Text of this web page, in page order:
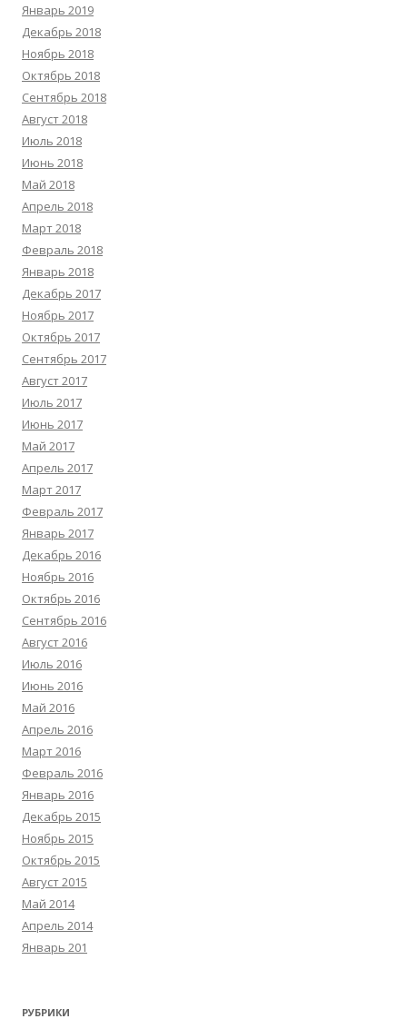
Январь 2019
Декабрь 2018
Ноябрь 2018
Октябрь 2018
Сентябрь 2018
Август 2018
Июль 2018
Июнь 2018
Май 2018
Апрель 2018
Март 2018
Февраль 2018
Январь 2018
Декабрь 2017
Ноябрь 2017
Октябрь 2017
Сентябрь 2017
Август 2017
Июль 2017
Июнь 2017
Май 2017
Апрель 2017
Март 2017
Февраль 2017
Январь 2017
Декабрь 2016
Ноябрь 2016
Октябрь 2016
Сентябрь 2016
Август 2016
Июль 2016
Июнь 2016
Май 2016
Апрель 2016
Март 2016
Февраль 2016
Январь 2016
Декабрь 2015
Ноябрь 2015
Октябрь 2015
Август 2015
Май 2014
Апрель 2014
Январь 201
РУБРИКИ